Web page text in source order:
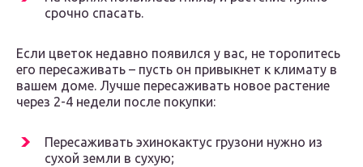
срочно спасать.
Если цветок недавно появился у вас, не торопитесь
его пересаживать – пусть он привыкнет к климату в
вашем доме. Лучше пересаживать новое растение
через 2-4 недели после покупки:
Пересаживать эхинокактус грузони нужно из
сухой земли в сухую;